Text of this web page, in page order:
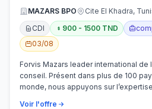
MAZARS BPO
Cite El Khadra,
CDI
900 - 1500 TND
03/08
Forvis Mazars leader international de
conseil. Présent dans plus de 100
monde, nous appuyons sur
Voir l'offre